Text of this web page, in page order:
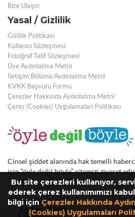
Bu site çerezleri kullanıyor,
ederek çerez kullanımımızı
bilgi için Çerezler Hakkında
(Cookies) Uygulamaları
Bize Ulaşın
Yasal / Gizlilik
Gizlilik Politikası
Kullanıcı Sözleşmesi
Fotoğraf Telif Sözleşmesi
Üye Aydınlatma Metni
İletişim Bölümü Aydınlatma Metni
KVKK Başvuru Formu
Çerezler Hakkında Aydınlatma Metni
Çerez (Cookies) Uygulamaları Politikası
Cinsel şiddet alanında hak temelli
için “öyle değil böyle” sitemizi ziyaret
© Görsel Arşiv -